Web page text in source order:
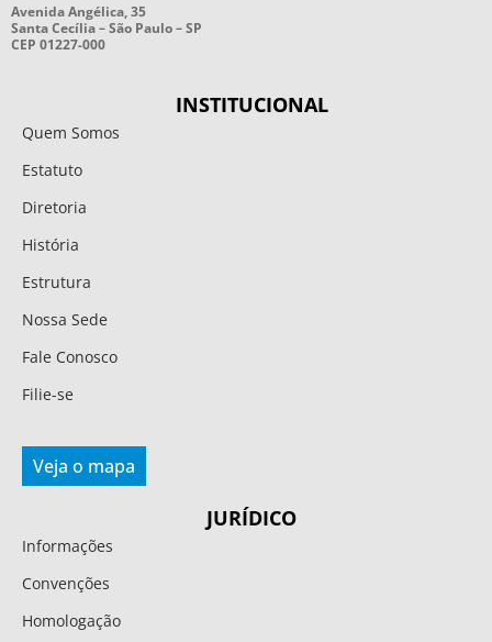
Avenida Angélica, 35
Santa Cecília – São Paulo – SP
CEP 01227-000
INSTITUCIONAL
Quem Somos
Estatuto
Diretoria
História
Estrutura
Nossa Sede
Fale Conosco
Filie-se
Veja o mapa
JURÍDICO
Informações
Convenções
Homologação